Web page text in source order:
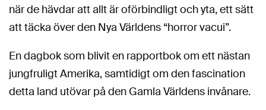
när de hävdar att allt är oförbindligt och yta, ett sätt
att täcka över den Nya Världens “horror vacui”.
En dagbok som blivit en rapportbok om ett nästan
jungfruligt Amerika, samtidigt om den fascination
detta land utövar på den Gamla Världens invånare.